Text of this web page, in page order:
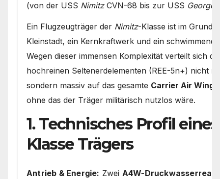
(von der USS NimitzCVN-68 bis zur USS George
Ein Flugzeugträger der Nimitz-Klasse ist im
Kleinstadt, ein Kernkraftwerk und ein
Wegen dieser immensen Komplexität verteilt sich
hochreinen Seltenerdelementen (REE-5n+) nicht
sondern massiv auf das gesamte Carrier Air Wing
ohne das der Träger militärisch nutzlos wäre.
1. Technisches Profil
Klasse Trägers
Antrieb & Energie: Zwei A4W-